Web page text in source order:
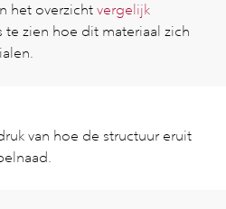
het overzicht vergelijk
te zien hoe dit materiaal zich
van hoe de structuur eruit